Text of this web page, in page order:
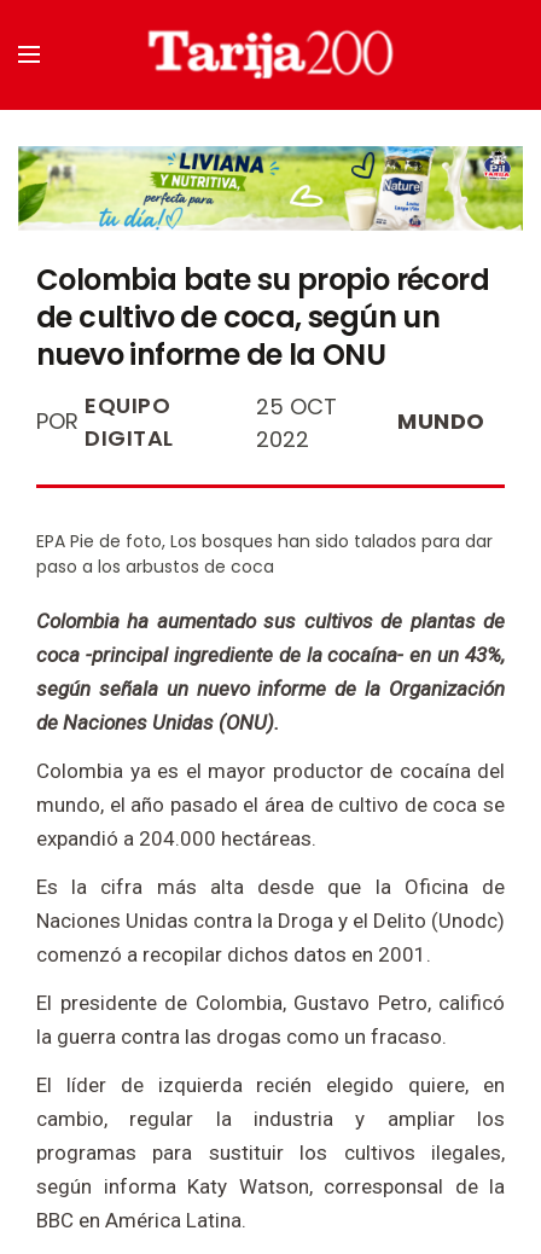
Colombia bate su propio récord
de cultivo de coca, según un
nuevo informe de la ONU
POR
EQUIPO
DIGITAL
25 OCT
2022
MUNDO
EPA Pie de foto, Los bosques han sido talados para dar
paso a los arbustos de coca
Colombia ha aumentado sus cultivos de plantas de
coca -principal ingrediente de la cocaína- en un 43%,
según señala un nuevo informe de la Organización
de Naciones Unidas (ONU).
Colombia ya es el mayor productor de cocaína del
mundo, el año pasado el área de cultivo de coca se
expandió a 204.000 hectáreas.
Es la cifra más alta desde que la Oficina de
Naciones Unidas contra la Droga y el Delito (Unodc)
comenzó a recopilar dichos datos en 2001.
El presidente de Colombia, Gustavo Petro, calificó
la guerra contra las drogas como un fracaso.
El líder de izquierda recién elegido quiere, en
cambio, regular la industria y ampliar los
programas para sustituir los cultivos ilegales,
según informa Katy Watson, corresponsal de la
BBC en América Latina.